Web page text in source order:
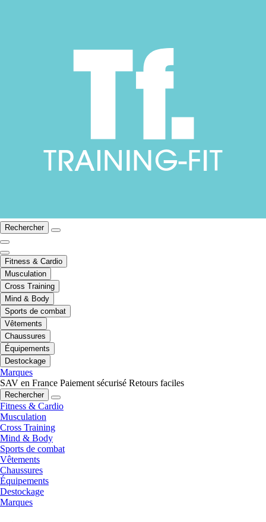
Rechercher
Fitness & Cardio
Musculation
Cross Training
Mind & Body
Sports de combat
Vêtements
Chaussures
Équipements
Destockage
Marques
SAV en France Paiement sécurisé Retours faciles
Rechercher
Fitness & Cardio
Musculation
Cross Training
Mind & Body
Sports de combat
Vêtements
Chaussures
Équipements
Destockage
Marques